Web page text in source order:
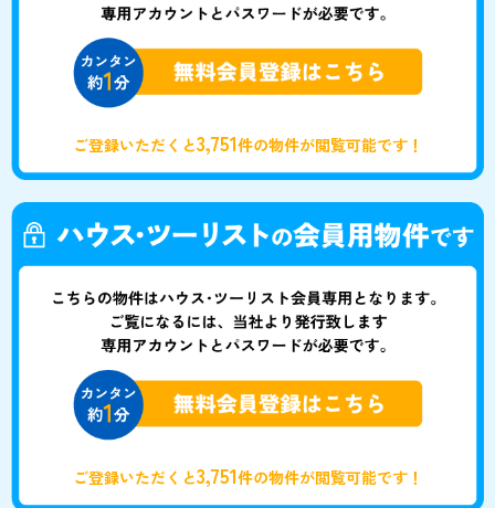
ご登録いただくと3,751件の物件が閲覧可能です！
ご登録いただくと3,751件の物件が閲覧可能です！